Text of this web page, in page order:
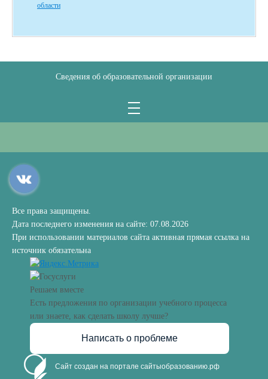
области
Сведения об образовательной организации
Все права защищены.
Дата последнего изменения на сайте: 07.08.2026
При использовании материалов сайта активная прямая ссылка на
источник обязательна
Решаем вместе
Есть предложения по организации учебного процесса
или знаете, как сделать школу лучше?
Написать о проблеме
Сайт создан на портале сайтыобразованию.рф